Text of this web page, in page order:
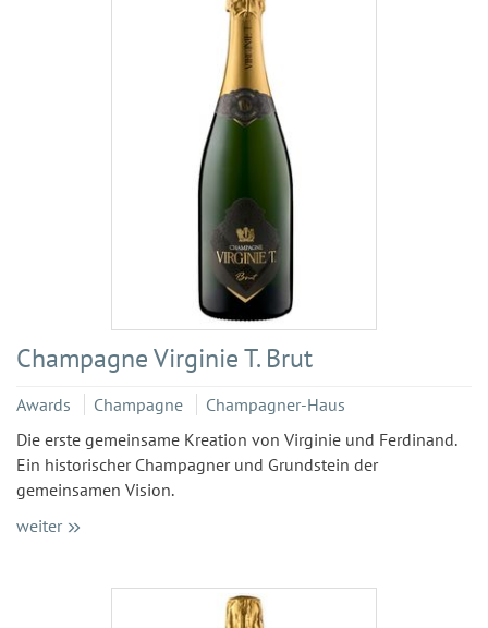
Champagne Virginie T. Brut
Awards Champagne
Champagner-Haus
Die erste gemeinsame Kreation von Virginie und Ferdinand.
Ein historischer Champagner und Grundstein der
gemeinsamen Vision.
weiter